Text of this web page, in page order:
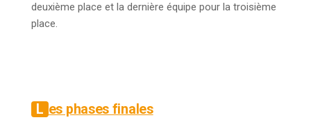
deuxième place et la dernière équipe pour la troisième
place.
Les phases finales